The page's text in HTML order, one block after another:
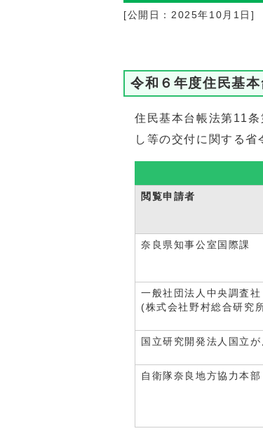
[公開日： 2025年10月1日 ]
令和６年度住民基
住民基本台帳法第11
し等の交付に関する省
閲覧申請者
奈良県知事公室国際課
一般社団法人中央調査社
(株式会社野村総合研究
国立研究開発法人国立
自衛隊奈良地方協力本